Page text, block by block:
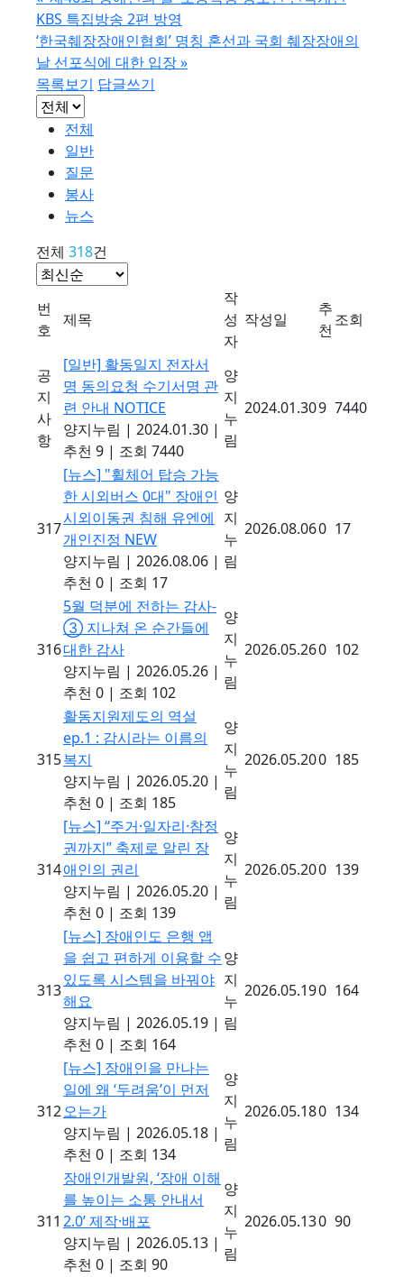
KBS 특집방송 2편 방영
‘한국췌장장애인협회’ 명칭 혼선과 국회 췌장장애의
날 선포식에 대한 입장»
목록보기 답글쓰기
전체
일반
질문
봉사
뉴스
전체 318건
번
호
제목
작
성
자
작성일
추
천
조회
공
지
사
항
[일반] 활동일지 전자서
명 동의요청 수기서명 관
련 안내 NOTICE
양지누림 | 2024.01.30 |
추천 9 | 조회 7440
양
지
누
림
2024.01.309 7440
317
[뉴스] "휠체어 탑승 가능
한 시외버스 0대" 장애인
시외이동권 침해 유엔에
개인진정 NEW
양지누림 | 2026.08.06 |
추천 0 | 조회 17
양
지
누
림
2026.08.060 17
316
5월 덕분에 전하는 감사-
③ 지나쳐 온 순간들에
대한 감사
양지누림 | 2026.05.26 |
추천 0 | 조회 102
양
지
누
림
2026.05.260 102
315
활동지원제도의 역설
ep.1 : 감시라는 이름의
복지
양지누림 | 2026.05.20 |
추천 0 | 조회 185
양
지
누
림
2026.05.200 185
314
[뉴스] “주거·일자리·참정
권까지” 축제로 알린 장
애인의 권리
양지누림 | 2026.05.20 |
추천 0 | 조회 139
양
지
누
림
2026.05.200 139
313
[뉴스] 장애인도 은행 앱
을 쉽고 편하게 이용할 수
있도록 시스템을 바꿔야
해요
양지누림 | 2026.05.19 |
추천 0 | 조회 164
양
지
누
림
2026.05.190 164
312
[뉴스] 장애인을 만나는
일에 왜 ‘두려움’이 먼저
오는가
양지누림 | 2026.05.18 |
추천 0 | 조회 134
양
지
누
림
2026.05.180 134
311
장애인개발원, ‘장애 이해
를 높이는 소통 안내서
2.0’ 제작·배포
양지누림 | 2026.05.13 |
추천 0 | 조회 90
양
지
누
림
2026.05.130 90